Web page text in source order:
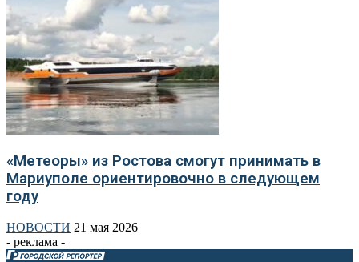
«Метеоры» из Ростова смогут принимать в
Мариуполе ориентировочно в следующем
году
НОВОСТИ 21 мая 2026
- реклама -